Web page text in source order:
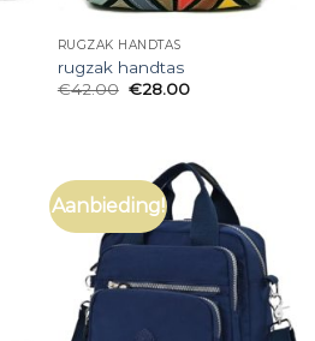
RUGZAK HANDTAS
rugzak handtas
€42.00 €28.00
Aanbieding!